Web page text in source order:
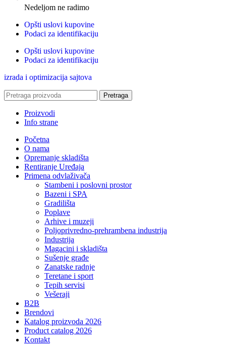
Nedeljom ne radimo
Opšti uslovi kupovine
Podaci za identifikaciju
Opšti uslovi kupovine
Podaci za identifikaciju
izrada i optimizacija sajtova
Pretraga
Proizvodi
Info strane
Početna
O nama
Opremanje skladišta
Rentiranje Uređaja
Primena odvlaživača
Stambeni i poslovni prostor
Bazeni i SPA
Gradilišta
Poplave
Arhive i muzeji
Poljoprivredno-prehrambena industrija
Industrija
Magacini i skladišta
Sušenje građe
Zanatske radnje
Teretane i sport
Tepih servisi
Vešeraji
B2B
Brendovi
Katalog proizvoda 2026
Product catalog 2026
Kontakt